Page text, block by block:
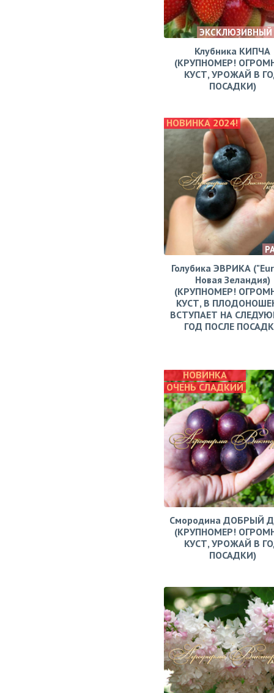
ЭКСКЛЮЗИВНЫЙ
Клубника КИПЧА
(КРУПНОМЕР!
КУСТ, УРОЖАЙ В
ПОСАДКИ)
НОВИНКА 2024!
Голубика ЭВРИКА
Новая Зеландия)
(КРУПНОМЕР!
КУСТ, В
ВСТУПАЕТ НА
ГОД ПОСЛЕ
НОВИНКА
ОЧЕНЬ СЛАДКИЙ
Смородина ДОБРЫЙ
(КРУПНОМЕР!
КУСТ, УРОЖАЙ В
ПОСАДКИ)